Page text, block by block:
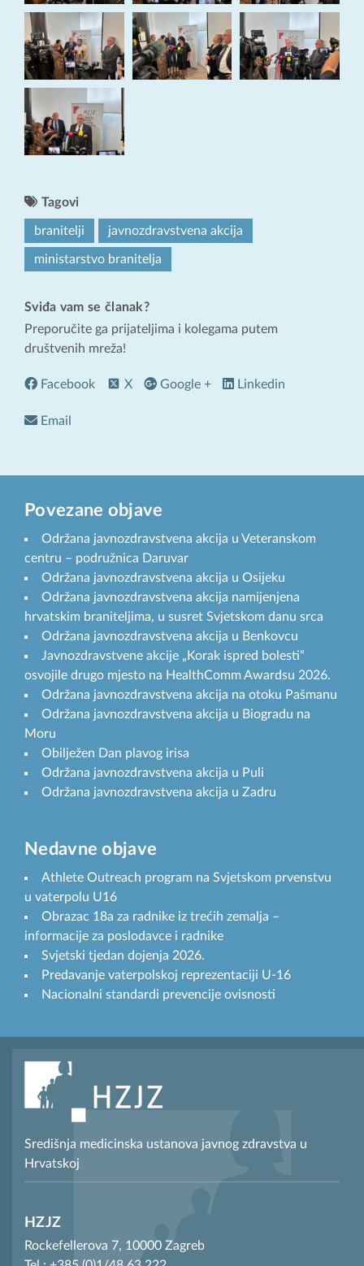
Tagovi
branitelji javnozdravstvena akcija
ministarstvo branitelja
Sviđa vam se članak?
Preporučite ga prijateljima i kolegama putem
društvenih mreža!
Facebook X Google + Linkedin
Email
Povezane objave
Održana javnozdravstvena akcija u Veteranskom
centru – podružnica Daruvar
Održana javnozdravstvena akcija u Osijeku
Održana javnozdravstvena akcija namijenjena
hrvatskim braniteljima, u susret Svjetskom danu srca
Održana javnozdravstvena akcija u Benkovcu
Javnozdravstvene akcije „Korak ispred bolesti“
osvojile drugo mjesto na HealthComm Awardsu 2026.
Održana javnozdravstvena akcija na otoku Pašmanu
Održana javnozdravstvena akcija u Biogradu na
Moru
Obilježen Dan plavog irisa
Održana javnozdravstvena akcija u Puli
Održana javnozdravstvena akcija u Zadru
Nedavne objave
Athlete Outreach program na Svjetskom prvenstvu
u vaterpolu U16
Obrazac 18a za radnike iz trećih zemalja –
informacije za poslodavce i radnike
Svjetski tjedan dojenja 2026.
Predavanje vaterpolskoj reprezentaciji U-16
Nacionalni standardi prevencije ovisnosti
Središnja medicinska ustanova javnog zdravstva u
Hrvatskoj
HZJZ
Rockefellerova 7, 10000 Zagreb